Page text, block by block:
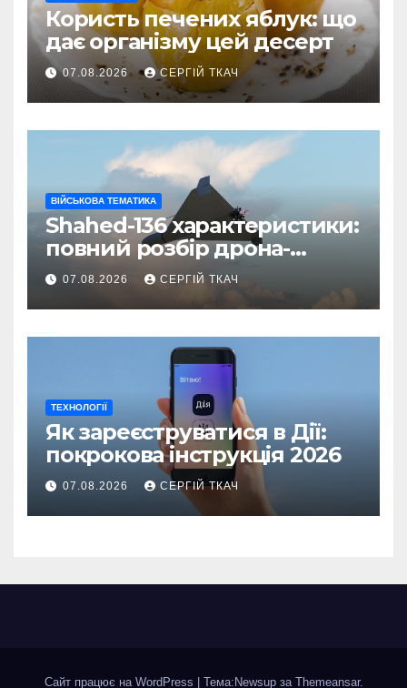
Користь печених яблук: що
дає організму цей десерт
07.08.2026 СЕРГІЙ ТКАЧ
ВІЙСЬКОВА ТЕМАТИКА
Shahed-136 характеристики:
повний розбір дрона-
камікадзе
07.08.2026 СЕРГІЙ ТКАЧ
ТЕХНОЛОГІЇ
Як зареєструватися в Дії:
покрокова інструкція 2026
07.08.2026 СЕРГІЙ ТКАЧ
Сайт працює на WordPress Тема:Newsup за Themeansar.